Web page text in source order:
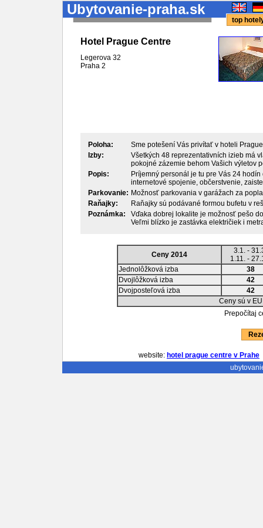
Ubytovanie-praha.sk
top
Hotel Prague Centre
Legerova 32
Praha 2
Poloha:
Sme potešení Vás privítať v hoteli
Izby:
Všetkých 48 reprezentativních izieb má
pokojné zázemie behom Vašich výletov
Popis:
Príjemný personál je tu pre Vás 24
internetové spojenie, občerstvenie,
Parkovanie: Možnosť parkovania v garážach za
Raňajky:
Raňajky sú podávané formou bufetu v
Poznámka:
Vďaka dobrej lokalite je možnosť pešo
Veľmi blízko je zastávka električiek i
Ceny 2014
3.1. -
1.11. -
Jednolôžková izba
38
Dvojlôžková izba
42
Dvojposteľová izba
42
Ceny sú v
Prepočítaj
website: hotel prague centre v Prahe